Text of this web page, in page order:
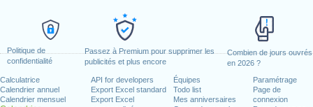
Politique de
confidentialité
Passez à Premium pour supprimer les
publicités et plus encore
Combien de jours ouvrés
en 2026 ?
Calculatrice
Calendrier annuel
Calendrier mensuel
API for developers
Export Excel standard
Export Excel
Équipes
Todo list
Mes anniversaires
Paramétrage
Page de
connexion